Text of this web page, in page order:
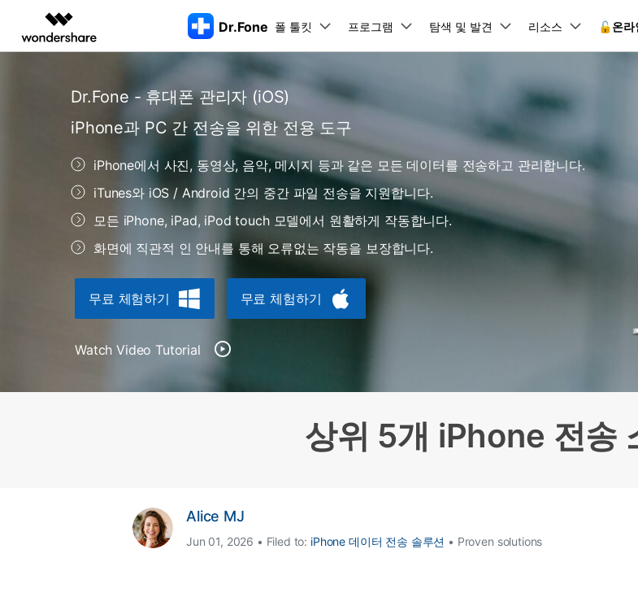
주요 제품
동영상 크리에이티비티
Filmora
UniConverter
올인원 미디어 툴박스
DemoCreator
강력한 화면 녹화
Media.io
마인드맵 및 다이어그램 제품
EdrawMax
순서도 프로그램
EdrawMind
마인드맵 프로그램
PDF 제작 및 편집
도큐먼트 클라우드
PDFelement Online
무료 온라인 PDF 도구
비즈니스
엔터프라이즈
교육
파트너
제휴
PDF 솔루션
PDFelement
마인드맵 및 다이어그램
EdrawMax
회사 소개
원더쉐어의 스토리
문의하기
뉴스룸
Dr.Fone 폴 툴킷
Dr.Fone Basic
폴 툴킷 보기 >
화면 잠금 해제
iOS 잠금 해제
iTunes 복원
프로그램
데스크탑
Dr.Fone Win버전
모든 핸드폰 문제를 해결하는 올인원
무료 체험하기
Dr.Fone macOS버전
모든 핸드폰 문제를 해결하는 올인원
툴킷
Dr.Fone Android용
삭제되었거나 손실된 Android 데이
무료 체험하기
Dr.Fone iOS용
온라인
온라인
온라인
온라
탐색 및 발견
닥터폰 하이라이트 살펴보기
더 스마트한 모바일 솔루션을 위한 하나의 허브에서 엄선된 주제, 꼭 알아야 할 기능, 기간 한정 혜택 등을 제공합니다.
아이폰 잠금 해제용
아이폰 화면 잠금 해제
Apple ID 제거
화면 시간 암호 우회
아이폰 캐리어 잠금 해제
iOS 수정용
iOS 26 업데이트 가이드
iOS 18/26 문제 수정
iOS 26 다운그레이드
아이폰 비밀번호 초기화
삼성 화
핸드폰 스위처
구글 드라이브 WhatsApp 복원
세계 백업 데이 팁
B-end
아이폰
리소스
다운로드 센터
공식 설치 파일 및 최신 버전 업데이
트를 제공합니다.
리소스 허브
가 팁 및 최신 모바일 소식을 확인하
사용 가이드
사용자 가이드 & FAQ
Dr.Fone의 모든 기능을 단계별로 안내합니다.
동영상 가이드
간단한 영상으로 Dr.Fone 사용법을 확인하세
온라인으로 바로 시작
🔓️온라
Dr.Fone - 휴대폰 관리자 (iOS)
iPhone과 PC 간 전송을 위한 전용 도구
iPhone에서 사진, 동영상, 음악, 메시지 등과 같은 모든 데이터를 전송하고 관리합니다.
iTunes와 iOS / Android 간의 중간 파일 전송을 지원합니다.
모든 iPhone, iPad, iPod touch 모델에서 원활하게 작동합니다.
화면에 직관적 인 안내를 통해 오류없는 작동을 보장합니다.
무료 체험하기 무료 체험하기
Watch Video Tutorial
상위 5개 iPhone 전송
Alice MJ
Jun 01, 2026 • Filed to: iPhone 데이터 전송 솔루션 • Proven solutions